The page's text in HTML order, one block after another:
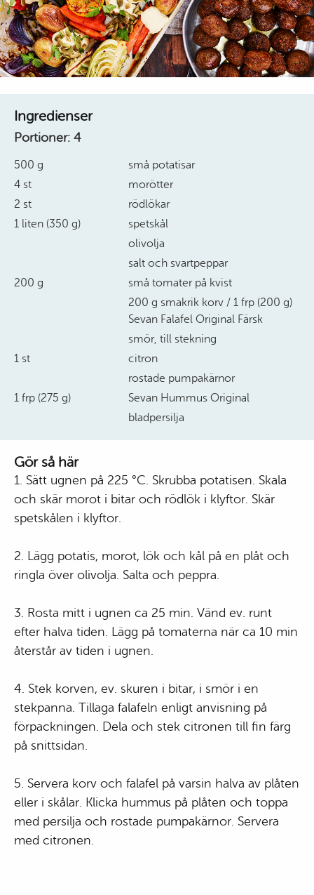
Ingredienser
Portioner: 4
500 g
små potatisar
4 st
morötter
2 st
rödlökar
1 liten (350 g)
spetskål
olivolja
salt och svartpeppar
200 g
små tomater på kvist
200 g smakrik korv / 1 frp (200 g)
Sevan Falafel Original Färsk
smör, till stekning
1 st
citron
rostade pumpakärnor
1 frp (275 g)
Sevan Hummus Original
bladpersilja
Gör så här
1. Sätt ugnen på 225 °C. Skrubba potatisen. Skala
och skär morot i bitar och rödlök i klyftor. Skär
spetskålen i klyftor.
2. Lägg potatis, morot, lök och kål på en plåt och
ringla över olivolja. Salta och peppra.
3. Rosta mitt i ugnen ca 25 min. Vänd ev. runt
efter halva tiden. Lägg på tomaterna när ca 10 min
återstår av tiden i ugnen.
4. Stek korven, ev. skuren i bitar, i smör i en
stekpanna. Tillaga falafeln enligt anvisning på
förpackningen. Dela och stek citronen till fin färg
på snittsidan.
5. Servera korv och falafel på varsin halva av plåten
eller i skålar. Klicka hummus på plåten och toppa
med persilja och rostade pumpakärnor. Servera
med citronen.